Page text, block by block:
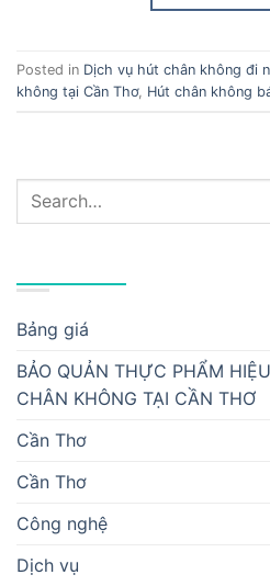
Posted in Dịch vụ hút chân không đi
không tại Cần Thơ, Hút chân không
Bảng giá
BẢO QUẢN THỰC PHẨM
CHÂN KHÔNG TẠI CẦN THƠ
Cần Thơ
Cần Thơ
Công nghệ
Dịch vụ